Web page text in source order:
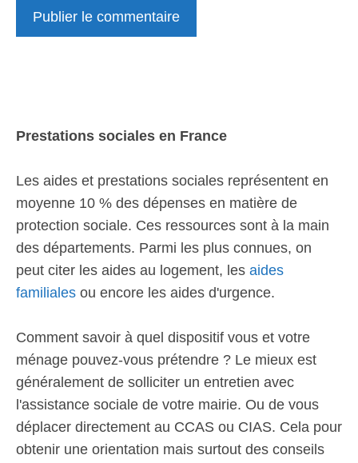
Prestations sociales en France
Les aides et prestations sociales représentent en
moyenne 10 % des dépenses en matière de
protection sociale. Ces ressources sont à la main
des départements. Parmi les plus connues, on
peut citer les aides au logement, les aides
familiales ou encore les aides d'urgence.
Comment savoir à quel dispositif vous et votre
ménage pouvez-vous prétendre ? Le mieux est
généralement de solliciter un entretien avec
l'assistance sociale de votre mairie. Ou de vous
déplacer directement au CCAS ou CIAS. Cela pour
obtenir une orientation mais surtout des conseils